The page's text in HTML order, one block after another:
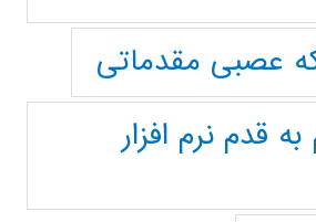
عصبی مقدماتی
قدم نرم افزار